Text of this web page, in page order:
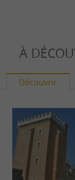
À
Découvrir